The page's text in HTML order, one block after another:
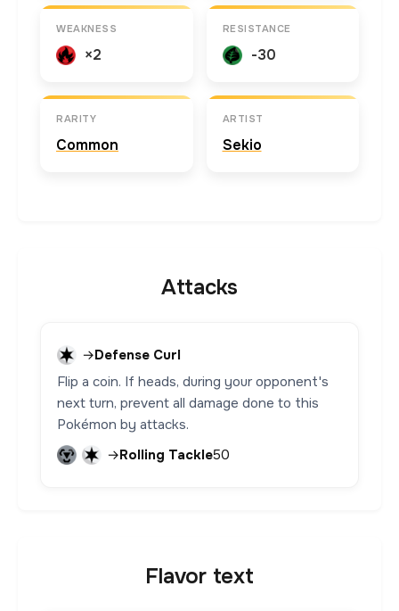
WEAKNESS
×2
RESISTANCE
-30
RARITY
Common
ARTIST
Sekio
Attacks
→Defense Curl
Flip a coin. If heads, during your opponent's
next turn, prevent all damage done to this
Pokémon by attacks.
→Rolling Tackle50
Flavor text